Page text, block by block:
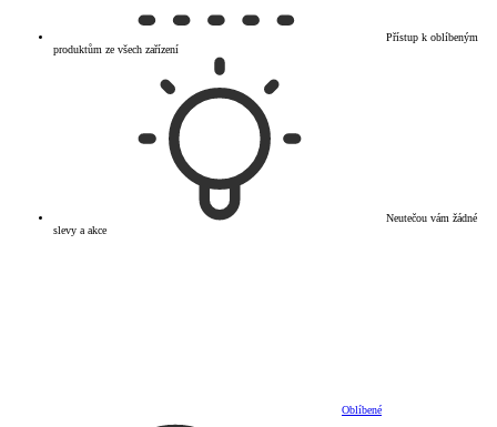
Přístup k oblíbeným
produktům ze všech zařízení
Neutečou vám žádné
slevy a akce
Oblíbené